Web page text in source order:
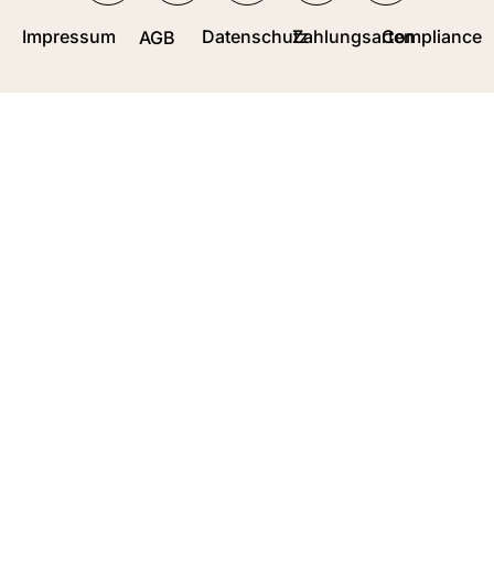
Impressum AGB DatenschutzZahlungsartenCompliance